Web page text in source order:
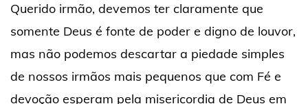
Querido irmão, devemos ter claramente que
somente Deus é fonte de poder e digno de louvor,
mas não podemos descartar a piedade simples
de nossos irmãos mais pequenos que com Fé e
devoção esperam pela misericordia de Deus em